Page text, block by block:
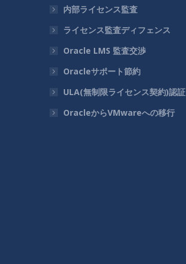
内部ライセンス監査
ライセンス監査ディフェンス
Oracle LMS 監査交渉
Oracleサポート節約
ULA(無制限ライセンス契約)認証
OracleからVMwareへの移行